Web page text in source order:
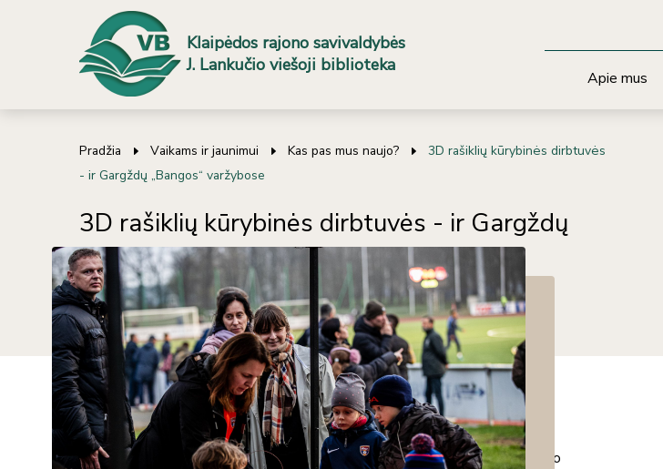
Klaipėdos rajono savivaldybės
J. Lankučio viešoji biblioteka
Apie mus
Pradžia Vaikams ir jaunimui Kas pas mus naujo?
3D rašiklių kūrybinės dirbtuvės
- ir Gargždų „Bangos“ varžybose
3D rašiklių kūrybinės dirbtuvės - ir Gargždų
„Bangos“ varžybose
Atnaujinimo data 2025-04-24 13:59
Kūrybinės dirbtuvės vyksta ne tik bibliotekos patalpose, bet ir tokiose
netikėtose vietose, kaip futbolo stadionas.
Vaikų ir jaunimo literatūros skyriaus darbuotojos kvietė vaikus išbandyti savo